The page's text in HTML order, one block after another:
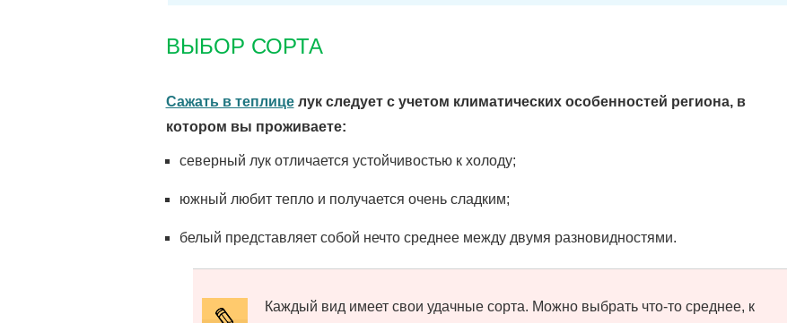
ВЫБОР СОРТА
Сажать в теплицелук следует с учетом климатических особенностей региона, в
котором вы проживаете:
северный лук отличается устойчивостью к холоду;
южный любит тепло и получается очень сладким;
белый представляет собой нечто среднее между двумя разновидностями.
Каждый вид имеет свои удачные сорта. Можно выбрать что-то среднее, к